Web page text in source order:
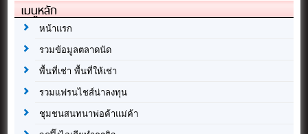
เมนูหลัก
หน้าแรก
รวมข้อมูลตลาดนัด
พื้นที่เช่า พื้นที่ให้เช่า
รวมแฟรนไชส์น่าลงทุน
ชุมชนสนทนาพ่อค้าแม่ค้า